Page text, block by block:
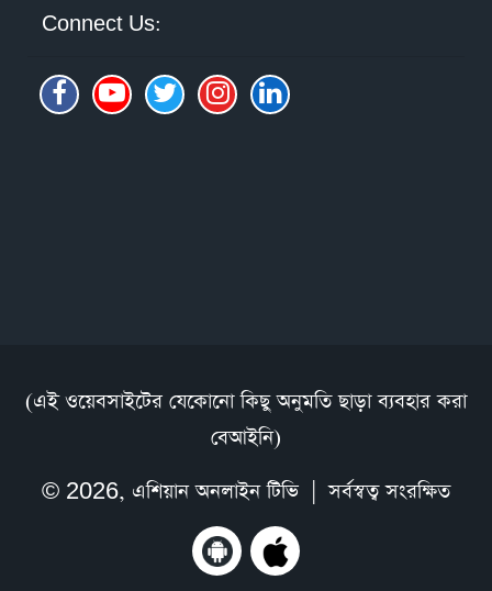
Connect Us:
(এই ওয়েবসাইটের যেকোনো কিছু অনুমতি ছাড়া ব্যবহার করা
বেআইনি)
© 2026, এশিয়ান অনলাইন টিভি| সর্বস্বত্ব সংরক্ষিত